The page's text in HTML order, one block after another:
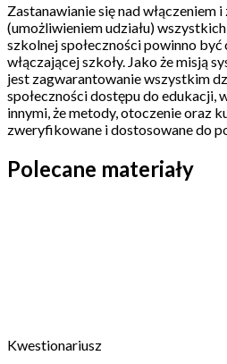
Zastanawianie się nad włączeniem
(umożliwieniem udziału)
szkolnej społeczności powinno
włączającej szkoły. Jako że misją
jest zagwarantowanie wszystkim
społeczności dostępu do edukacji,
innymi, że metody, otoczenie oraz
zweryfikowane i dostosowane do
Polecane materiały
Kwestionariusz